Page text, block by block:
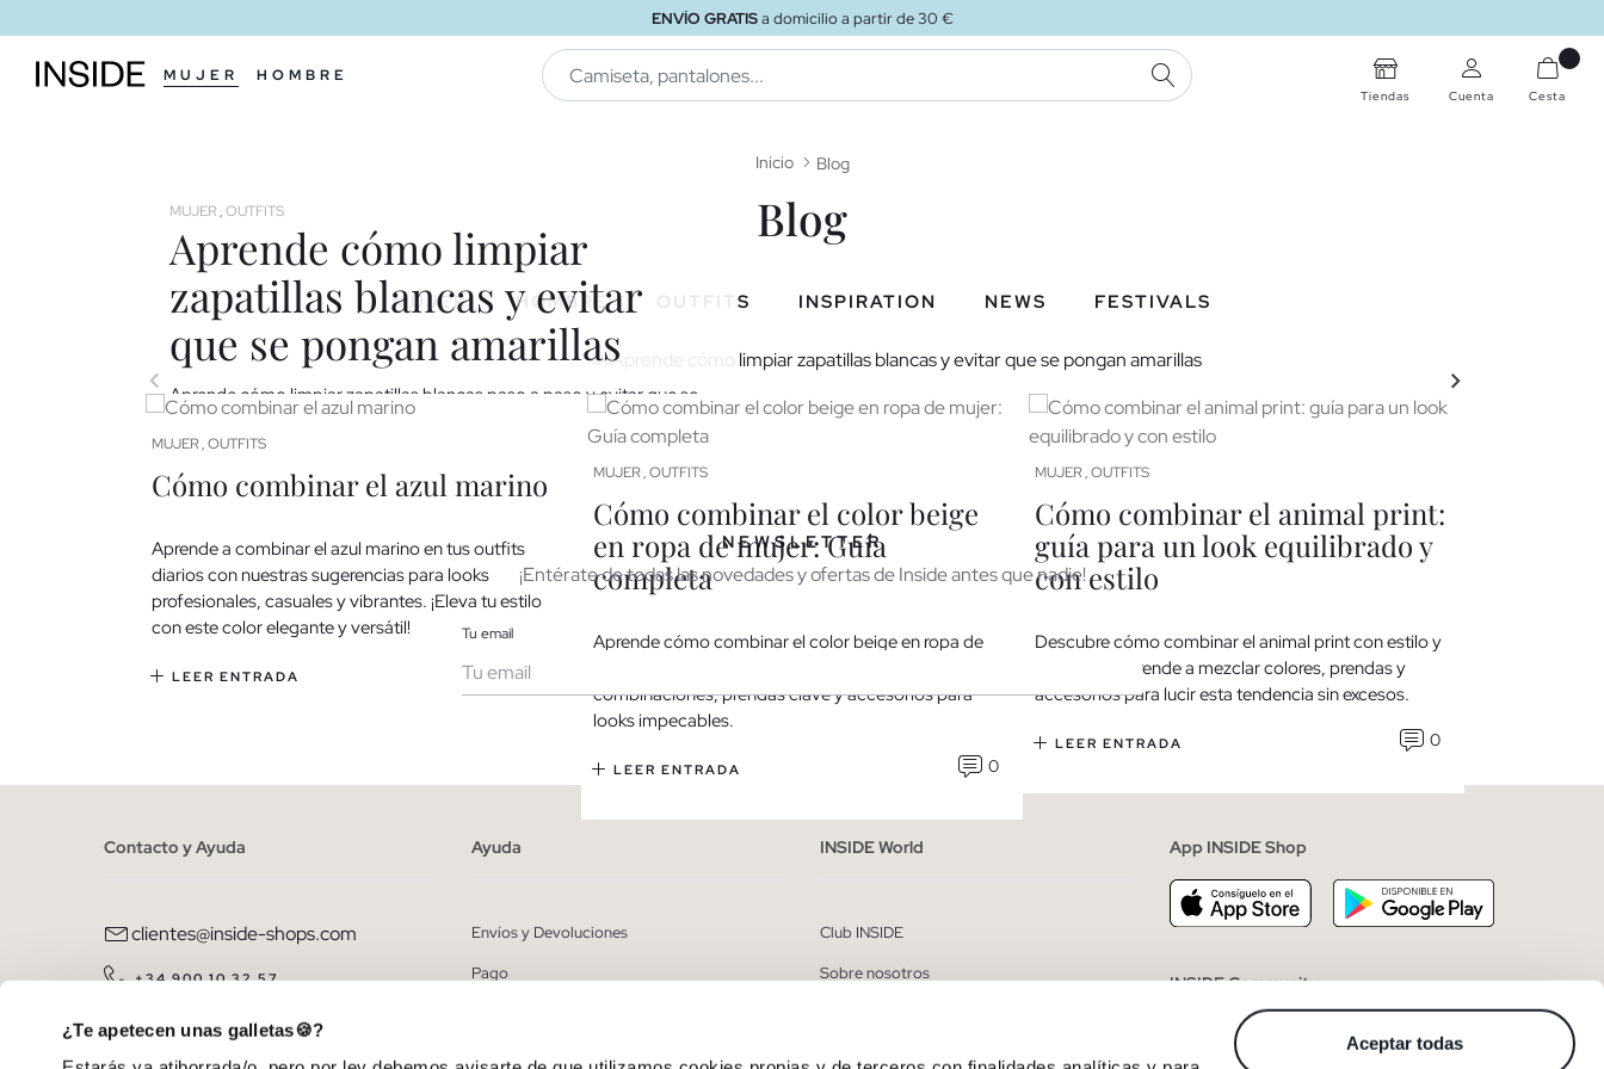
¿Te apetecen unas galletas🍪?
Aceptar todas
ENVÍO GRATISa domicilio a partir de 30 €
MUJER HOMBRE
BUSCAR
Tiendas Cuenta Cesta
Inicio Blog
Blog
MUJER HOMBRE OUTFITS INSPIRATION NEWS FESTIVALS
MUJER , OUTFITS
Aprende cómo limpiar
zapatillas blancas y evitar
que se pongan amarillas
Aprende cómo limpiar zapatillas blancas paso a paso y evitar que se
pongan amarillas. Trucos, productos y consejos para mantenerlas
impecables.
0
MUJER , OUTFITS
Cómo combinar el azul marino
Aprende a combinar el azul marino en tus outfits
diarios con nuestras sugerencias para looks
profesionales, casuales y vibrantes. ¡Eleva tu estilo
con este color elegante y versátil!
LEER ENTRADA
MUJER , OUTFITS
Cómo combinar el color beige
en ropa de mujer: Guía
completa
Aprende cómo combinar el color beige en ropa de
combinaciones, prendas clave y accesorios para
looks impecables.
LEER ENTRADA 0
MUJER , OUTFITS
Cómo combinar el animal print:
guía para un look equilibrado y
con estilo
Descubre cómo combinar el animal print con estilo y
equilibrio. Aprende a mezclar colores, prendas y
accesorios para lucir esta tendencia sin excesos.
LEER ENTRADA 0
<<
NEWSLETTER
¡Entérate de todas las novedades y ofertas de Inside antes que nadie!
Tu email
Hombre
personalizadas de Inside.
* Puedes cancelar la suscripción en cualquier momento.
Contacto y Ayuda
clientes@inside-shops.com
+34 900 10 32 57
De lunes a viernes de 8:00 a 14:00.
Ayuda
Envíos y Devoluciones
Pago
INSIDE World
Club INSIDE
Sobre nosotros
App INSIDE Shop
INSIDE Community